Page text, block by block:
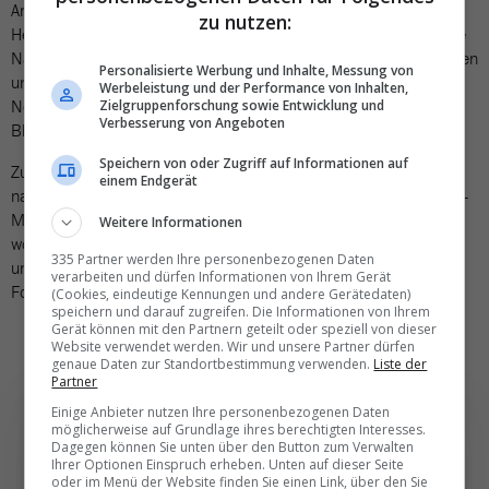
Anders präsentiert sich die Lage bei Holiday Maker Tours im
Herbst und im Winter. «Hier verzeichnen wir eine erfreulich hohe
Nachfrage», so Geschäftsführer Raselli. Ob er all seine Kundinnen
und Kunden trotz des ausgedünnten Edelweiss-Flugplans auf
Nonstop-Flüge ab Zürich buchen kann, steht auf einem anderen
Blatt.
Zur Hoffnung Anlass gibt die Ankündigung von Oman Air. Die
nationale Fluggesellschaft des Sultanats wird die Strecke Zürich-
Maskat mit dem Winterflugplan 2024/25 wieder vier Mal
wöchentlich bedienen – immer sonntags, montags, mittwochs
und freitags. Zum Einsatz kommen Boeing 787. Man prüfe die
Fortführung im Sommer 2025, so die Airline.
zu nutzen:
Personalisierte Werbung und Inhalte, Messung von
Werbeleistung und der Performance von Inhalten,
Zielgruppenforschung sowie Entwicklung und
Verbesserung von Angeboten
Speichern von oder Zugriff auf Informationen auf
einem Endgerät
Weitere Informationen
335 Partner werden Ihre personenbezogenen Daten
verarbeiten und dürfen Informationen von Ihrem Gerät
(Cookies, eindeutige Kennungen und andere Gerätedaten)
speichern und darauf zugreifen. Die Informationen von Ihrem
Gerät können mit den Partnern geteilt oder speziell von dieser
Website verwendet werden. Wir und unsere Partner dürfen
genaue Daten zur Standortbestimmung verwenden. Liste der
Partner
Einige Anbieter nutzen Ihre personenbezogenen Daten
möglicherweise auf Grundlage ihres berechtigten Interesses.
Dagegen können Sie unten über den Button zum Verwalten
Ihrer Optionen Einspruch erheben. Unten auf dieser Seite
oder im Menü der Website finden Sie einen Link, über den Sie